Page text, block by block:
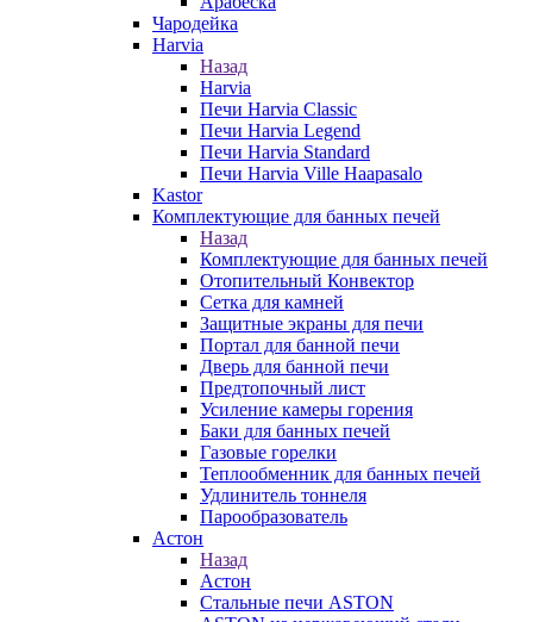
Чародейка
Harvia
Назад
Harvia
Печи Harvia Classic
Печи Harvia Legend
Печи Harvia Standard
Печи Harvia Ville Haapasalo
Kastor
Комплектующие для банных печей
Назад
Комплектующие для банных печей
Отопительный Конвектор
Сетка для камней
Защитные экраны для печи
Портал для банной печи
Дверь для банной печи
Предтопочный лист
Усиление камеры горения
Баки для банных печей
Газовые горелки
Теплообменник для банных печей
Удлинитель тоннеля
Парообразователь
Астон
Назад
Астон
Стальные печи ASTON